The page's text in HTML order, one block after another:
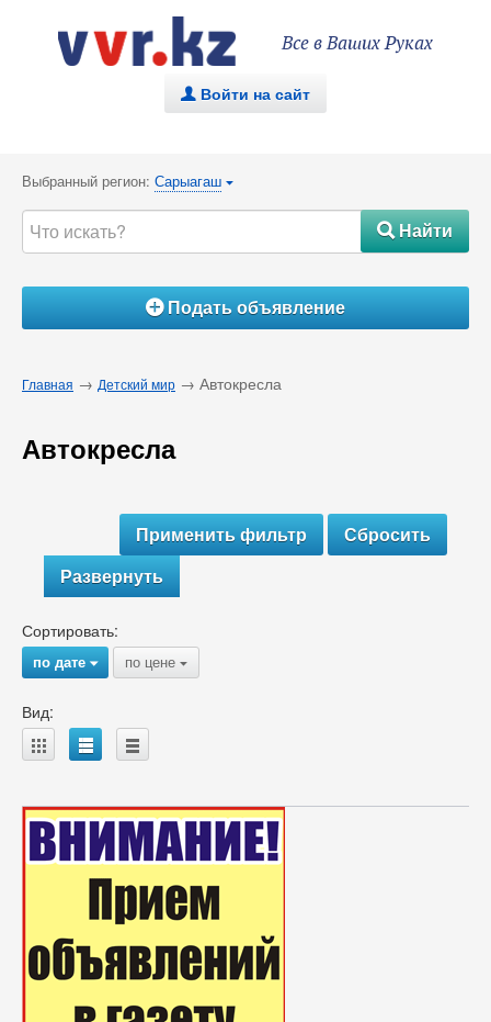
Все в Ваших Руках
. Войти на сайт
Выбранный регион: Сарыагаш {
#Найти
ÁПодать объявление
Главная → Детский мир → Автокресла
Автокресла
Развернуть
Сортировать:
по дате{ по цене {
Вид:
A B C